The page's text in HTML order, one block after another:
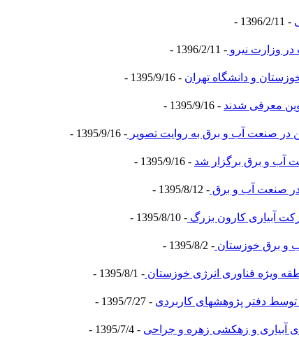
- 1396/2/11 -
وزارت نیرو - 1396/2/11 -
و دانشگاه تهران - 1395/9/16 -
معرفی شدند - 1395/9/16 -
در صنعت آب و برق به روایت تصویر - 1395/9/16 -
آب و برق برگزار شد - 1395/9/16 -
- 1395/8/12 -
آبیاری کارون بزرگ - 1395/8/10 -
و برق خوزستان - 1395/8/2 -
ویژه فناوری انرژی خوزستان - 1395/8/1 -
- 1395/7/27 -
آبیاری و زهکشی زهره و جراحی - 1395/7/4 -